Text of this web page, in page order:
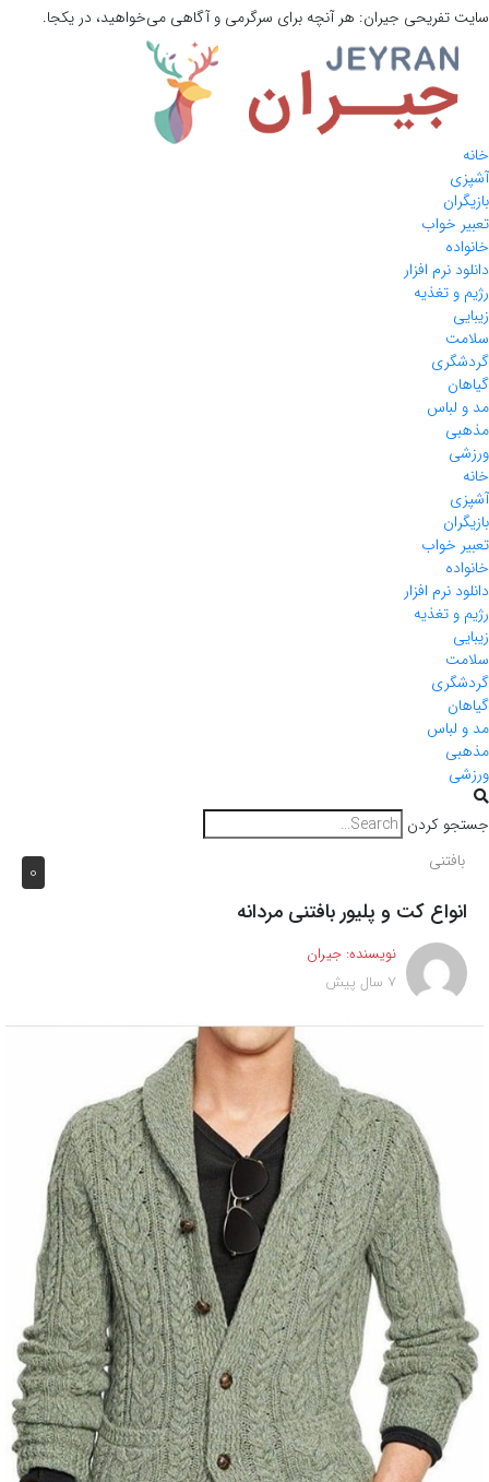
تفریحی جیران:هر آنچه برای سرگرمی و آگاهی می‌خواهید، در یکجا.
خواب
نرم افزار
تغذیه
خواب
نرم افزار
تغذیه
کردن
کت و پلیور بافتنی مردانه
نویسنده:جیران
7 سال پیش